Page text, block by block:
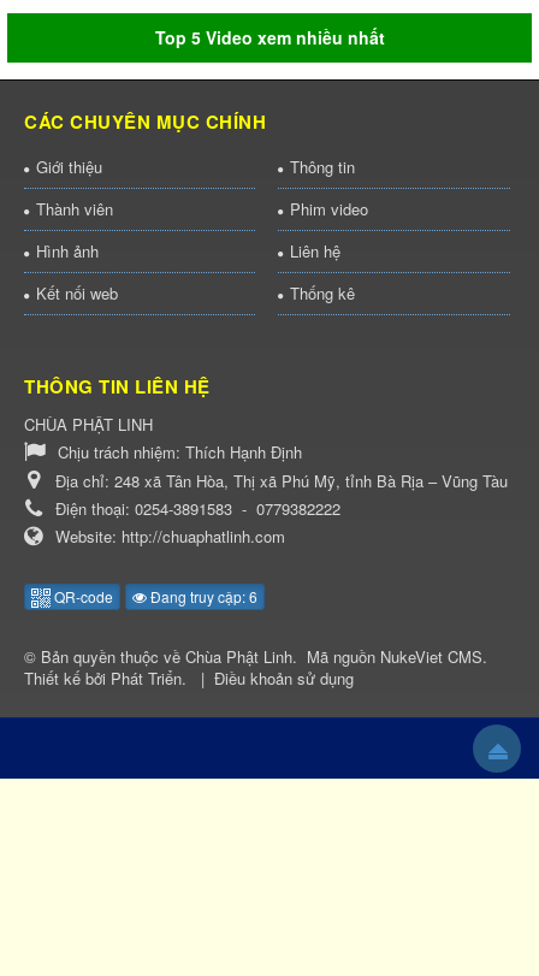
Top 5 Video xem nhiều nhất
CÁC CHUYÊN MỤC CHÍNH
Giới thiệu
Thông tin
Thành viên
Phim video
Hình ảnh
Liên hệ
Kết nối web
Thống kê
THÔNG TIN LIÊN HỆ
CHÙA PHẬT LINH
Chịu trách nhiệm: Thích Hạnh Định
Địa chỉ: 248 xã Tân Hòa, Thị xã Phú Mỹ, tỉnh Bà Rịa – Vũng Tàu
Điện thoại: 0254-3891583 - 0779382222
Website: http://chuaphatlinh.com
QR-code Đang truy cập: 6
© Bản quyền thuộc về Chùa Phật Linh. Mã nguồn NukeViet CMS.
Thiết kế bởi Phát Triển. | Điều khoản sử dụng